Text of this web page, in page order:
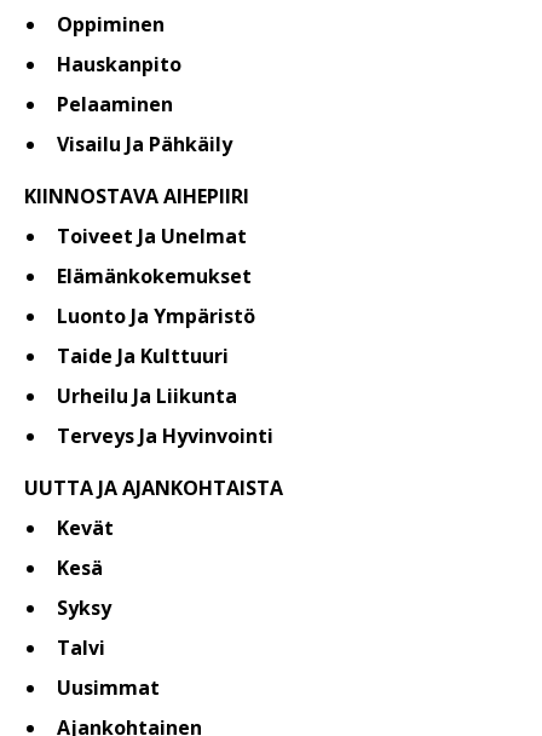
Oppiminen
Hauskanpito
Pelaaminen
Visailu Ja Pähkäily
KIINNOSTAVA AIHEPIIRI
Toiveet Ja Unelmat
Elämänkokemukset
Luonto Ja Ympäristö
Taide Ja Kulttuuri
Urheilu Ja Liikunta
Terveys Ja Hyvinvointi
UUTTA JA AJANKOHTAISTA
Kevät
Kesä
Syksy
Talvi
Uusimmat
Ajankohtainen